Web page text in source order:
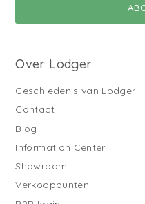
Over Lodger
Geschiedenis van Lodger
Contact
Blog
Information Center
Showroom
Verkooppunten